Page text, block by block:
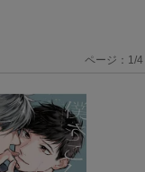
ページ： 1/4